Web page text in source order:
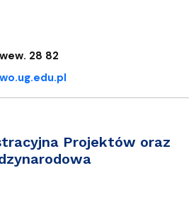
28 82
Projektów oraz